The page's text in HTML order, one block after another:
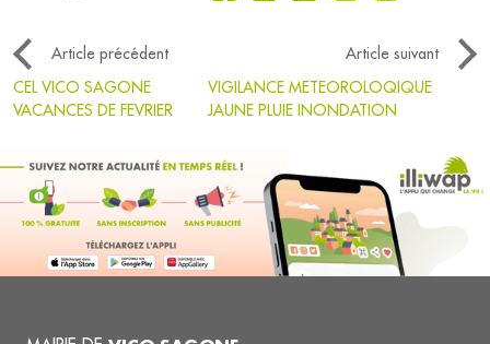
Article précédent
Article suivant
CEL VICO SAGONE
VACANCES DE FEVRIER
VIGILANCE METEOROLOQIQUE
JAUNE PLUIE INONDATION